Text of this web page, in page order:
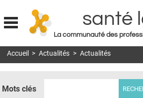
Jump to
santé
La communauté des
MON COMPTE
Accueil > Actualités > Actualités
Mots clés